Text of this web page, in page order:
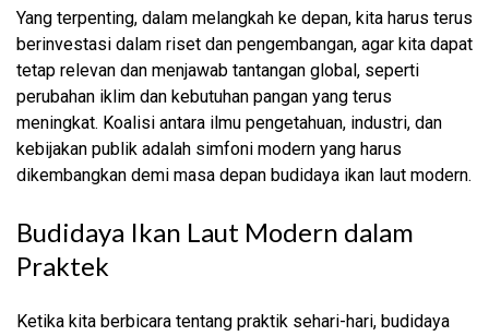
Yang terpenting, dalam melangkah ke depan, kita harus terus
berinvestasi dalam riset dan pengembangan, agar kita dapat
tetap relevan dan menjawab tantangan global, seperti
perubahan iklim dan kebutuhan pangan yang terus
meningkat. Koalisi antara ilmu pengetahuan, industri, dan
kebijakan publik adalah simfoni modern yang harus
dikembangkan demi masa depan budidaya ikan laut modern.
Budidaya Ikan Laut Modern dalam
Praktek
Ketika kita berbicara tentang praktik sehari-hari, budidaya